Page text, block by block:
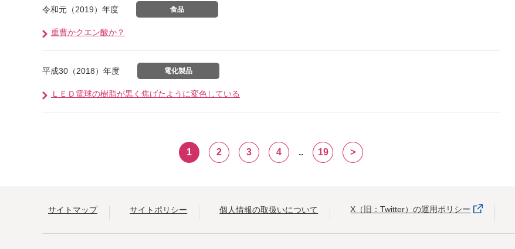
令和元（2019）年度 食品
重曹かクエン酸か？
平成30（2018）年度 電化製品
ＬＥＤ電球の樹脂が黒く焦げたように変色している
1 2 3 4 .. 19 >
サイトマップ サイトポリシー 個人情報の取扱いについて X（旧：Twitter）の運用ポリシー